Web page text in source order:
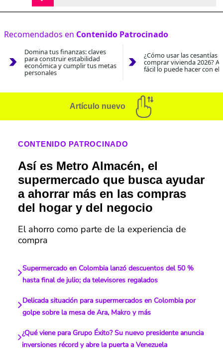
Recomendados en Contenido Patrocinado
Domina tus finanzas: claves
para construir estabilidad
económica y cumplir tus metas
personales
¿Cómo usar las cesantías
comprar vivienda 2026?
fácil lo puede hacer con el
Artículo nuevo
CONTENIDO PATROCINADO
Así es Metro Almacén, el
supermercado que busca ayudar
a ahorrar más en las compras
del hogar y del negocio
El ahorro como parte de la experiencia de
compra
Supermercado en Colombia lanzó descuentos del 50 %
hasta final de julio; da televisores regalados
Delicada situación para supermercados en Colombia por
golpe sobre la mesa de Ara, Makro y más
¿Qué viene para Grupo Éxito? Su nuevo presidente anuncia
inversiones récord y abre la puerta a Venezuela